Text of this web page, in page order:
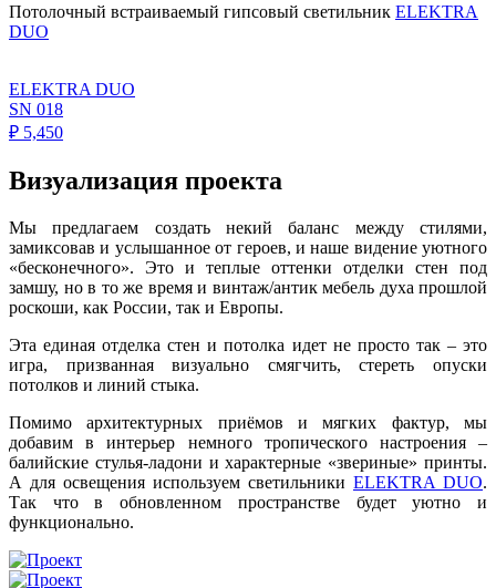
Потолочный встраиваемый гипсовый светильник ELEKTRA
DUO
ELEKTRA DUO
SN 018
₽ 5,450
Визуализация проекта
Мы предлагаем создать некий баланс между стилями,
замиксовав и услышанное от героев, и наше видение уютного
«бесконечного». Это и теплые оттенки отделки стен под
замшу, но в то же время и винтаж/антик мебель духа прошлой
роскоши, как России, так и Европы.
Эта единая отделка стен и потолка идет не просто так – это
игра, призванная визуально смягчить, стереть опуски
потолков и линий стыка.
Помимо архитектурных приёмов и мягких фактур, мы
добавим в интерьер немного тропического настроения –
балийские стулья-ладони и характерные «звериные» принты.
А для освещения используем светильники ELEKTRA DUO.
Так что в обновленном пространстве будет уютно и
функционально.